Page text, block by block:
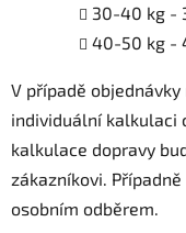
30-40 kg -
40-50 kg -
V případě
individuální kalkulaci
kalkulace dopravy
zákazníkovi.
osobním odběrem.